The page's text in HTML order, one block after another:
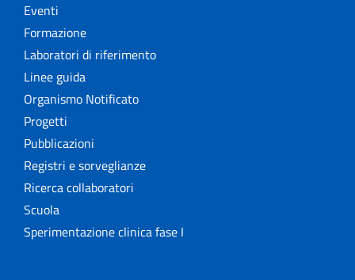
Eventi
Formazione
Laboratori di riferimento
Linee guida
Organismo Notificato
Progetti
Pubblicazioni
Registri e sorveglianze
Ricerca collaboratori
Scuola
Sperimentazione clinica fase I